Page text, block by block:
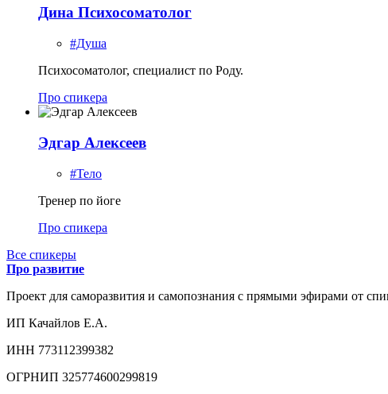
Дина Психосоматолог
#Душа
Психосоматолог, специалист по Роду.
Про спикера
Эдгар Алексеев
#Тело
Тренер по йоге
Про спикера
Все спикеры
Про развитие
Проект для саморазвития и самопознания с прямыми эфирами от
ИП Качайлов Е.А.
ИНН 773112399382
ОГРНИП 325774600299819